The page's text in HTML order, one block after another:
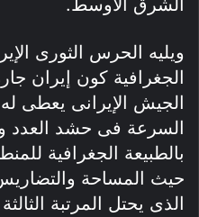
الشرق الأوسط.
ويليه الحرس الثورى
الجغرافية كون إيران
الجيش الإيرانى يعطى
السرعة فى حشد العدد
بالطبيعة الجغرافية
حيث المساحة
الذى يحتل المرتبة